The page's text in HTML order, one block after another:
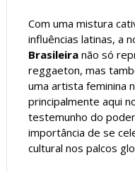
Com uma mistura
influências latinas, a
Brasileira não só
reggaeton, mas
uma artista feminina
principalmente aqui
testemunho do
importância de se
cultural nos palcos